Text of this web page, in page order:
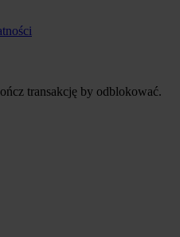
transakcję by odblokować.